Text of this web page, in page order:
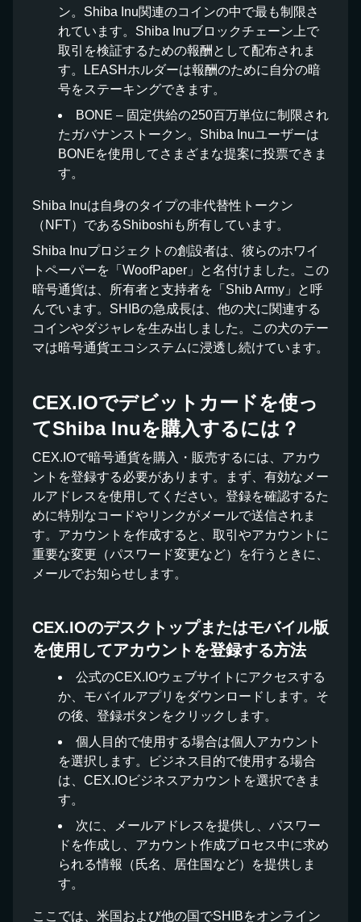
ン。Shiba Inu関連のコインの中で最も制限さ
れています。Shiba Inuブロックチェーン上で
取引を検証するための報酬として配布されま
す。LEASHホルダーは報酬のために自分の暗
号をステーキングできます。
BONE – 固定供給の250百万単位に制限され
たガバナンストークン。Shiba Inuユーザーは
BONEを使用してさまざまな提案に投票できま
す。
Shiba Inuは自身のタイプの非代替性トークン
（NFT）であるShiboshiも所有しています。
Shiba Inuプロジェクトの創設者は、彼らのホワイ
トペーパーを「WoofPaper」と名付けました。この
暗号通貨は、所有者と支持者を「Shib Army」と呼
んでいます。SHIBの急成長は、他の犬に関連する
コインやダジャレを生み出しました。この犬のテー
マは暗号通貨エコシステムに浸透し続けています。
CEX.IOでデビットカードを使っ
てShiba Inuを購入するには？
CEX.IOで暗号通貨を購入・販売するには、アカウ
ントを登録する必要があります。まず、有効なメー
ルアドレスを使用してください。登録を確認するた
めに特別なコードやリンクがメールで送信されま
す。アカウントを作成すると、取引やアカウントに
重要な変更（パスワード変更など）を行うときに、
メールでお知らせします。
CEX.IOのデスクトップまたはモバイル版
を使用してアカウントを登録する方法
公式のCEX.IOウェブサイトにアクセスする
か、モバイルアプリをダウンロードします。そ
の後、登録ボタンをクリックします。
個人目的で使用する場合は個人アカウント
を選択します。ビジネス目的で使用する場合
は、CEX.IOビジネスアカウントを選択できま
す。
次に、メールアドレスを提供し、パスワー
ドを作成し、アカウント作成プロセス中に求め
られる情報（氏名、居住国など）を提供しま
す。
ここでは、米国および他の国でSHIBをオンライン